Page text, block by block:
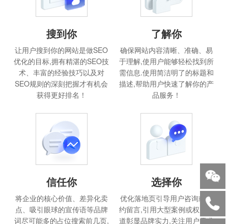
搜到你
让用户搜到你的网站是做SEO
优化的目标,拥有精湛的SEO技
术、丰富的经验技巧以及对
SEO规则的深刻把握才有机会
获得更好排名！
了解你
确保网站内容清晰、准确、易
于理解,使用户能够轻松找到所
需信息.使用简洁明了的标题和
描述,帮助用户快速了解你的产
品服务！
信任你
将企业的核心价值、差异化卖
点、吸引眼球的宣传语等品牌
词尽可能多的占位搜索前几页,
选择你
优化落地页引导用户咨询或预
约留言,引用大型案例或权威报
道彰显品牌实力,关注用户需求